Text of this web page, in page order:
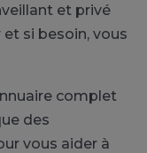
et privé
si besoin, vous
complet
des
vous aider à